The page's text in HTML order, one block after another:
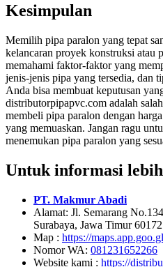
Kesimpulan
Memilih pipa paralon yang tepat
kelancaran proyek konstruksi atau
memahami faktor-faktor yang
jenis-jenis pipa yang tersedia, dan
Anda bisa membuat keputusan
distributorpipapvc.com adalah
membeli pipa paralon dengan
yang memuaskan. Jangan ragu
menemukan pipa paralon yang
Untuk informasi
PT. Makmur Abadi
Alamat: Jl. Semarang
Surabaya, Jawa Timur 60172
Map : https://
Nomor WA: 081231652266
Website kami : https://